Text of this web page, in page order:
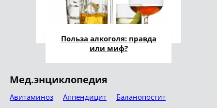
Польза алкоголя: правда
или миф?
Мед.энциклопедия
Авитаминоз Аппендицит
Баланопостит